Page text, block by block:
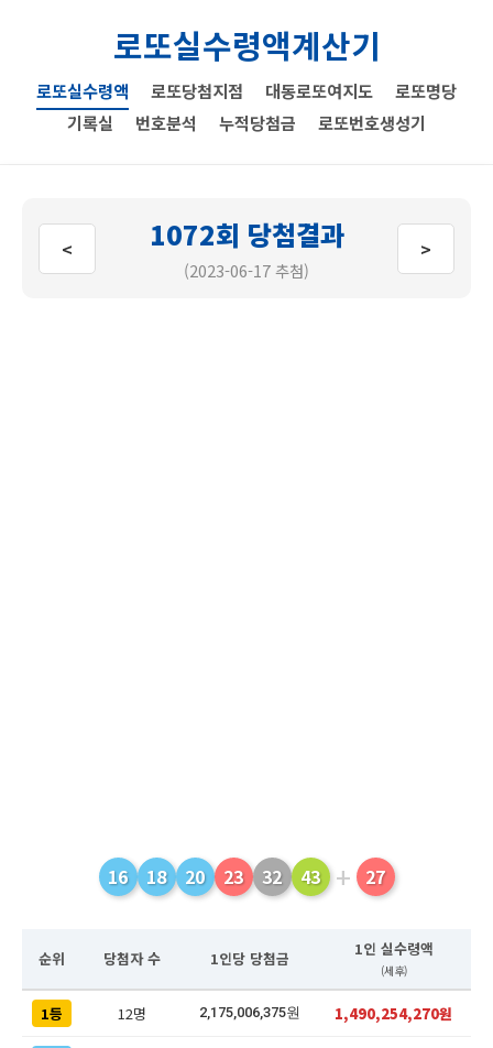
로또실수령액계산기
로또실수령액 로또당첨지점 대동로또여지도
로또명당
기록실
번호분석 누적당첨금 로또번호생성기
< 1072회 당첨결과
(2023-06-17 추첨)
>
16 18 20 23 32 43 + 27
순위 당첨자 수 1인당 당첨금 1인 실수령액
(세후)
1등 12명 2,175,006,375원 1,490,254,270원